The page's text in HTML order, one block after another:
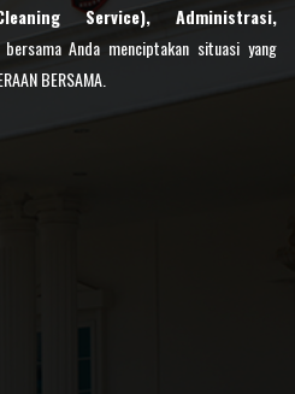
Service), Administrasi,
Anda menciptakan situasi yang
BERSAMA.